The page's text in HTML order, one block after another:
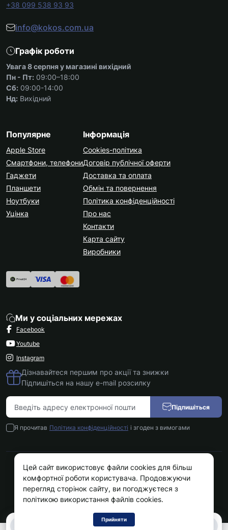
0
+38 099 538 93 93
info@kokos.com.ua
Графік роботи
Увага 8 серпня у магазині вихідний
Пн - Пт: 09:00–18:00
Сб: 09:00-14:00
Нд: Вихідний
Популярне
Apple Store
Смартфони, телефони
Гаджети
Планшети
Ноутбуки
Уцінка
Інформація
Cookies-політика
Договір публічної оферти
Доставка та оплата
Обмін та повернення
Політика конфіденційності
Про нас
Контакти
Карта сайту
Виробники
Ми у соціальних мережах
Facebook
Youtube
Instagram
Дізнавайтеся першим про акції та знижки
Підпишіться на нашу e-mail розсилку
Підпишіться
Я прочитав Політика конфіденційності і згоден з вимогами
Kokos.com.ua © 2026
Цей сайт використовує файли cookies для більш
комфортної роботи користувача. Продовжуючи
перегляд сторінок сайту, ви погоджуєтеся з
політикою використання файлів cookies.
Прийняти